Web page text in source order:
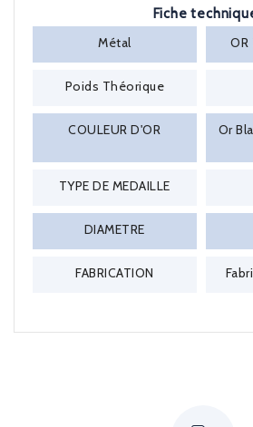
Fiche
Métal
OR
Poids Théorique
COULEUR D'OR
Or
TYPE DE MEDAILLE
DIAMETRE
FABRICATION